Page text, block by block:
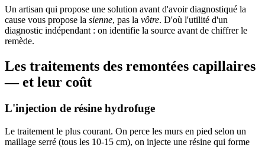
Un artisan qui propose une solution avant d'avoir diagnostiqué la
cause vous propose la sienne, pas la vôtre. D'où l'utilité d'un
diagnostic indépendant : on identifie la source avant de chiffrer le
remède.
Les traitements des remontées capillaires
— et leur coût
L'injection de résine hydrofuge
Le traitement le plus courant. On perce les murs en pied selon un
maillage serré (tous les 10-15 cm), on injecte une résine qui forme